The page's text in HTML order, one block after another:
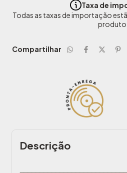
Taxa de
Todas as taxas de importação
produto
Compartilhar
Descrição